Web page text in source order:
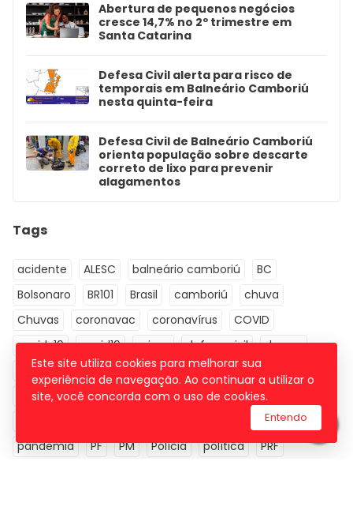
Abertura de pequenos negócios
cresce 14,7% no 2º trimestre em
Santa Catarina
Defesa Civil alerta para risco de
temporais em Balneário Camboriú
nesta quinta-feira
Defesa Civil de Balneário Camboriú
orienta população sobre descarte
correto de lixo para prevenir
alagamentos
Tags
acidente ALESC balneário camboriú
BC
Bolsonaro
BR101 Brasil camboriú
chuva
Chuvas
coronavac coronavírus
COVID
covid-19
covid19 crime defesa civil
drogas
economia
Educação Eleições 2022
Esporte
futebol
Governador governo de SC
itajaí
MPSC
pandemia
PF PM Polícia política
PRF
Este site utiliza cookies para melhorar sua
experiência de navegação. Ao continuar a utilizar o
site, você concorda com o uso de cookies.
Entendo